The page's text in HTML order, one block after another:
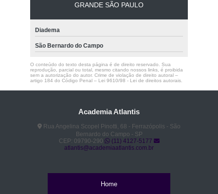
GRANDE SÃO PAULO
Diadema
São Bernardo do Campo
O conteúdo do texto desta página é de direito reservado. Sua
reprodução, parcial ou total, mesmo citando nossos links, é proibida
sem a autorização do autor. Crime de violação de direito autoral –
artigo 184 do Código Penal – Lei 9610/98 - Lei de direitos autorais.
Academia Atlantis
Rua Angelina Scopel Pinotti, 68 - Ferrazópolis - São
Bernardo do Campo - SP
CEP: 09790-290
(11) 4127-5177
atlantis@academiaatlantis.com.br
Home